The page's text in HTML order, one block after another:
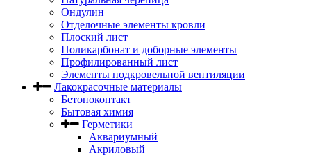
Ондулин
Отделочные элементы кровли
Плоский лист
Поликарбонат и доборные элементы
Профилированный лист
Элементы подкровельной вентиляции
Лакокрасочные материалы
Бетоноконтакт
Бытовая химия
Герметики
Аквариумный
Акриловый